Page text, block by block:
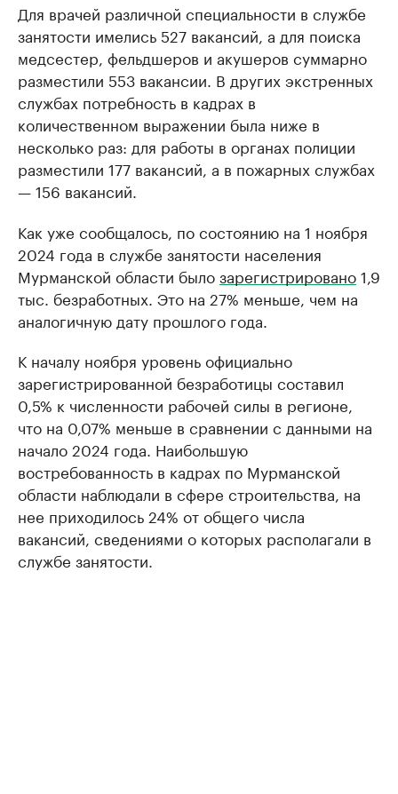
Для врачей различной специальности в службе
занятости имелись 527 вакансий, а для поиска
медсестер, фельдшеров и акушеров суммарно
разместили 553 вакансии. В других экстренных
службах потребность в кадрах в
количественном выражении была ниже в
несколько раз: для работы в органах полиции
разместили 177 вакансий, а в пожарных службах
— 156 вакансий.
Как уже сообщалось, по состоянию на 1 ноября
2024 года в службе занятости населения
Мурманской области былозарегистрировано1,9
тыс. безработных. Это на 27% меньше, чем на
аналогичную дату прошлого года.
К началу ноября уровень официально
зарегистрированной безработицы составил
0,5% к численности рабочей силы в регионе,
что на 0,07% меньше в сравнении с данными на
начало 2024 года. Наибольшую
востребованность в кадрах по Мурманской
области наблюдали в сфере строительства, на
нее приходилось 24% от общего числа
вакансий, сведениями о которых располагали в
службе занятости.